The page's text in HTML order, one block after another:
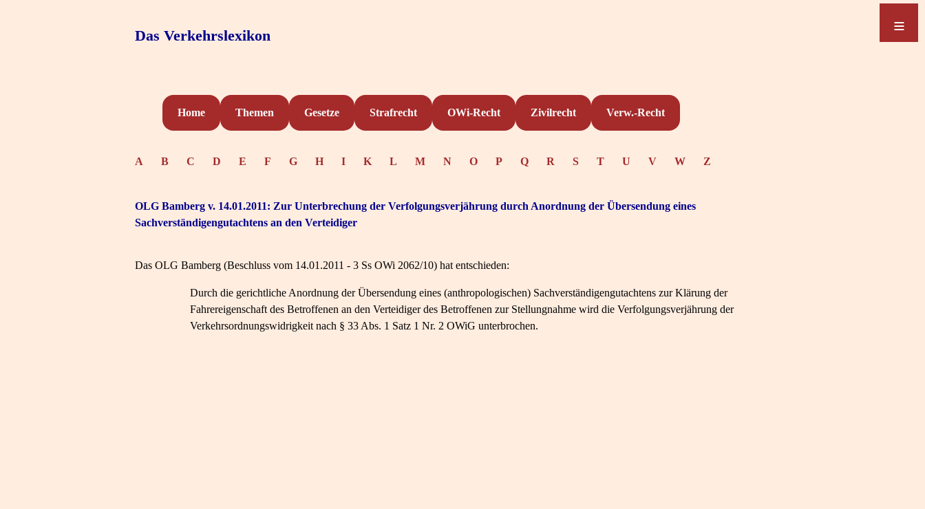
Das Verkehrslexikon
Home Themen Gesetze Strafrecht OWi-Recht Zivilrecht Verw.-Recht
≡
≡
A B C D E F G H I K L M N O P Q R S T U V W Z
OLG Bamberg v. 14.01.2011: Zur Unterbrechung der Verfolgungsverjährung durch Anordnung der Übersendung eines
Sachverständigengutachtens an den Verteidiger
Das OLG Bamberg (Beschluss vom 14.01.2011 - 3 Ss OWi 2062/10) hat entschieden:
Durch die gerichtliche Anordnung der Übersendung eines (anthropologischen) Sachverständigengutachtens zur Klärung der
Fahrereigenschaft des Betroffenen an den Verteidiger des Betroffenen zur Stellungnahme wird die Verfolgungsverjährung der
Verkehrsordnungswidrigkeit nach § 33 Abs. 1 Satz 1 Nr. 2 OWiG unterbrochen.